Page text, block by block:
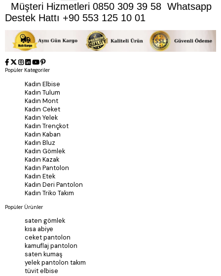
Müşteri Hizmetleri 0850 309 39 58 Whatsapp
Destek Hattı +90 553 125 10 01
Popüler Kategoriler
Kadın Elbise
Kadın Tulum
Kadın Mont
Kadın Ceket
Kadın Yelek
Kadın Trençkot
Kadın Kaban
Kadın Bluz
Kadın Gömlek
Kadın Kazak
Kadın Pantolon
Kadın Etek
Kadın Deri Pantolon
Kadın Triko Takım
Popüler Ürünler
saten gömlek
kısa abiye
ceket pantolon
kamuflaj pantolon
saten kumaş
yelek pantolon takım
tüvit elbise